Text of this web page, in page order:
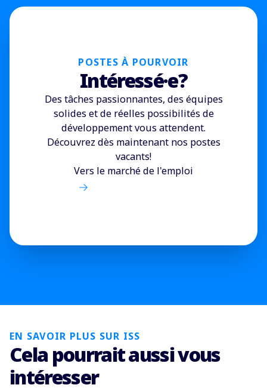
POSTES À POURVOIR
Intéressé·e?
Des tâches passionnantes, des équipes
solides et de réelles possibilités de
développement vous attendent.
Découvrez dès maintenant nos postes
vacants!
Vers le marché de l'emploi
EN SAVOIR PLUS SUR ISS
Cela pourrait aussi vous
intéresser